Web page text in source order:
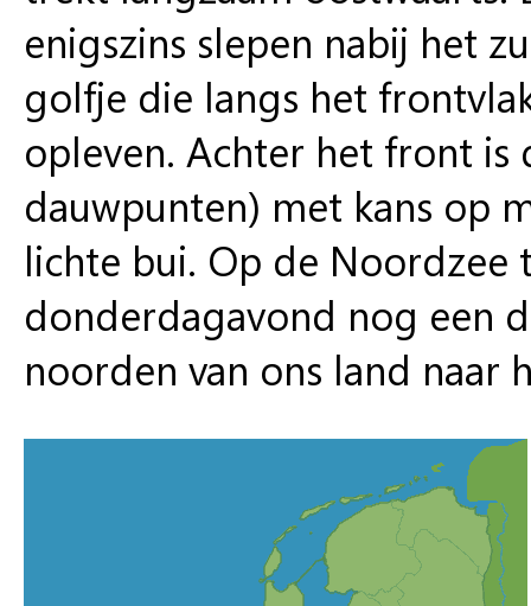
enigszins slepen nabij het
golfje die langs het
opleven. Achter het front
dauwpunten) met kans op
lichte bui. Op de
donderdagavond nog een
noorden van ons land naar